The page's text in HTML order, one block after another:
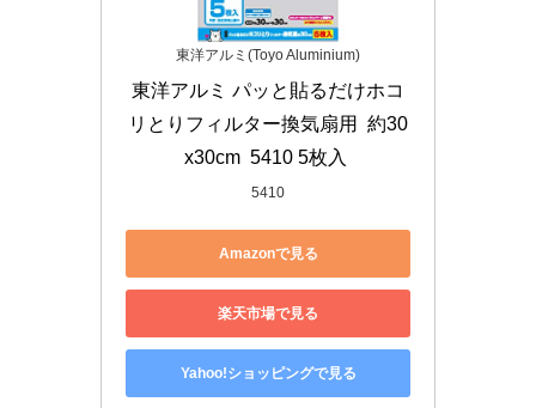
東洋アルミ(Toyo Aluminium)
東洋アルミ パッと貼るだけホコ
リとりフィルター換気扇用  約30
x30cm  5410 5枚入
5410
Amazonで見る
楽天市場で見る
Yahoo!ショッピングで見る